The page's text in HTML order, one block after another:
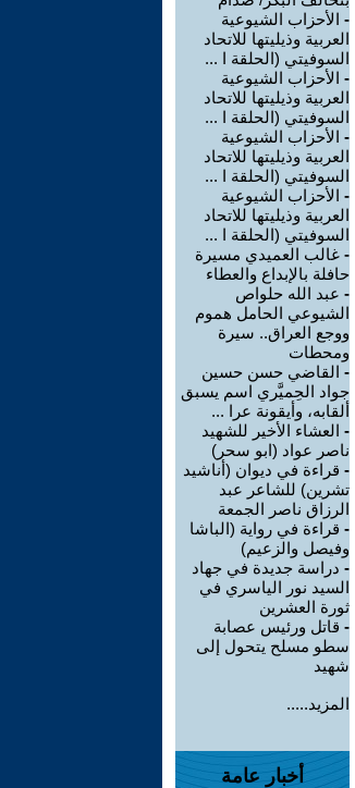
- الأحزاب الشيوعية
العربية وذيليتها للاتحاد
السوفيتي (الحلقة ا ...
- الأحزاب الشيوعية
العربية وذيليتها للاتحاد
السوفيتي (الحلقة ا ...
- الأحزاب الشيوعية
العربية وذيليتها للاتحاد
السوفيتي (الحلقة ا ...
- الأحزاب الشيوعية
العربية وذيليتها للاتحاد
السوفيتي (الحلقة ا ...
- غالب العميدي مسيرة
حافلة بالإبداع والعطاء
- عبد الله حلواص
الشيوعي الحامل هموم
ووجع العراق.. سيرة
ومحطات
- القاضي حسن حسين
جواد الحِميَّري اسم يسبق
ألقابه، وأيقونة عرا ...
- العشاء الأخير للشهيد
ناصر عواد (ابو سحر)
- قراءة في ديوان (أناشيد
تشرين) للشاعر عبد
الرزاق ناصر الجمعة
- قراءة في رواية (الباشا
وفيصل والزعيم)
- دراسة جديدة في جهاد
السيد نور الياسري في
ثورة العشرين
- قاتل ورئيس عصابة
سطو مسلح يتحول إلى
شهيد
المزيد.....
أخبار عامة